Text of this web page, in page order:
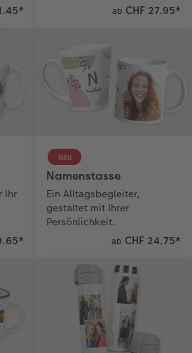
* ab CHF 27.95*
Ihr
*
Namenstasse
Ein Alltagsbegleiter,
gestaltet mit Ihrer
Persönlichkeit.
Neu
ab CHF 24.75*